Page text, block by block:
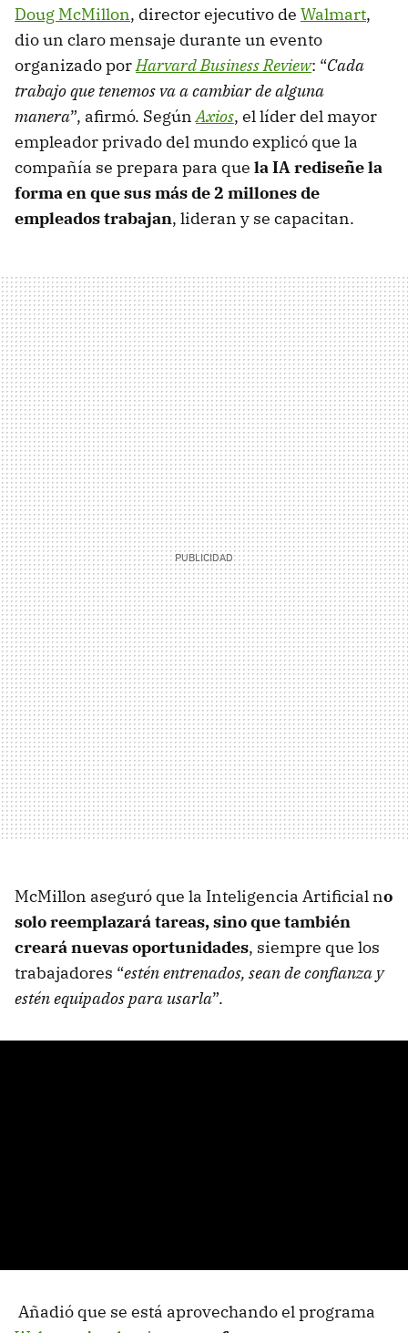
Doug McMillon, director ejecutivo de Walmart,
dio un claro mensaje durante un evento
organizado porHarvard Business Review: “Cada
trabajo que tenemos va a cambiar de alguna
manera”, afirmó. SegúnAxios, el líder del mayor
empleador privado del mundo explicó que la
compañía se prepara para que la IA rediseñe la
forma en que sus más de 2 millones de
empleados trabajan, lideran y se capacitan.
McMillon aseguró que la Inteligencia Artificial no
solo reemplazará tareas, sino que también
creará nuevas oportunidades, siempre que los
trabajadores “estén entrenados, sean de confianza y
estén equipados para usarla”.
Añadió que se está aprovechando el programa